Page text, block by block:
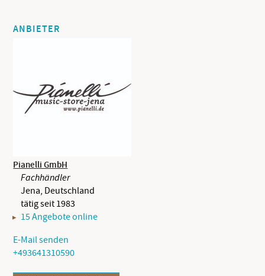
ANBIETER
Pianelli GmbH
Fachhändler
Jena, Deutschland
tätig seit 1983
15 Angebote online
E-Mail senden
+493641310590